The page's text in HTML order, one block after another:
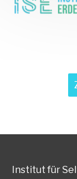
Institut für